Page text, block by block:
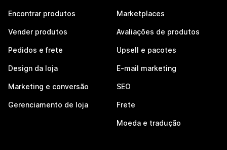
Encontrar produtos
Vender produtos
Pedidos e frete
Design da loja
Marketing e conversão
Gerenciamento de loja
Marketplaces
Avaliações de produtos
Upsell e pacotes
E-mail marketing
SEO
Frete
Moeda e tradução